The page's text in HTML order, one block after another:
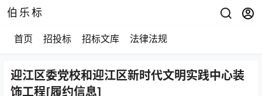
伯乐标
首页 招投标 招标文库 法律法规
迎江区委党校和迎江区新时代文明实践中心装
饰工程[履约信息]